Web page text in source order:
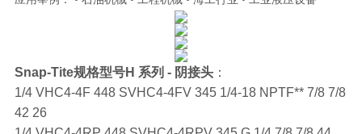
Snap-Tite规格型号H 系列 - 阴接头：
1/4 VHC4-4F 448 SVHC4-4FV 345 1/4-18 NPTF** 7/8 7/8
42 26